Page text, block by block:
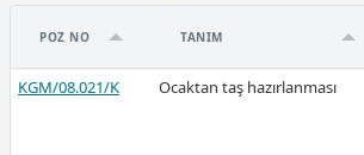
POZ NO TANIM
KGM/08.021/K Ocaktan taş hazırlanması